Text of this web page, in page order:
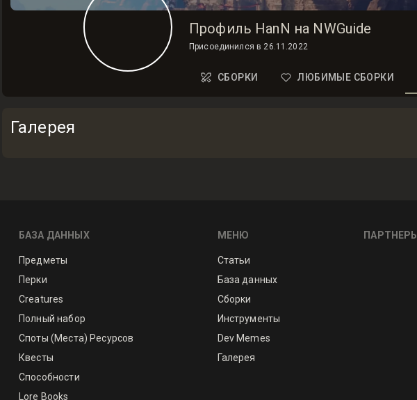
Профиль HanN на NWGuide
Присоединился в 26.11.2022
СБОРКИ ЛЮБИМЫЕ СБОРКИ
Галерея
БАЗА ДАННЫХ
Предметы
Перки
Creatures
Полный набор
Споты (Места) Ресурсов
Квесты
Способности
Lore Books
МЕНЮ
Статьи
База данных
Сборки
Инструменты
Dev Memes
Галерея
ПАРТНЕРЫ